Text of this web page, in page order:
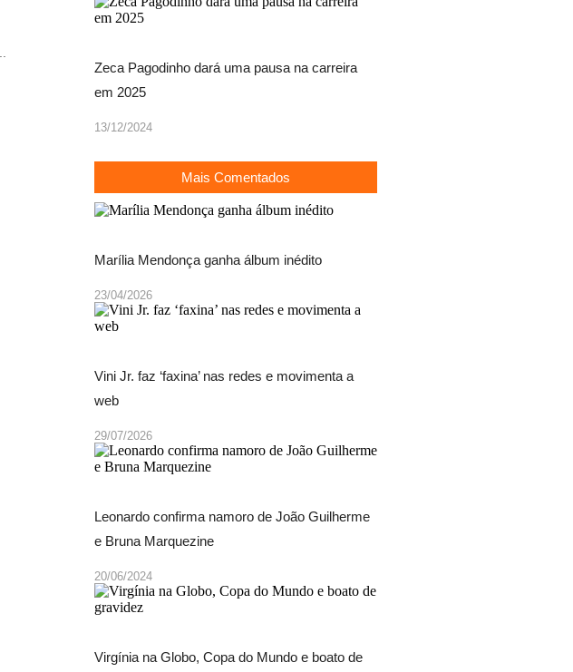
Zeca Pagodinho dará uma pausa na carreira
em 2025
13/12/2024
Mais Comentados
Marília Mendonça ganha álbum inédito
23/04/2026
Vini Jr. faz ‘faxina’ nas redes e movimenta a
web
29/07/2026
Leonardo confirma namoro de João Guilherme
e Bruna Marquezine
20/06/2024
Virgínia na Globo, Copa do Mundo e boato de